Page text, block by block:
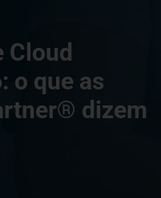
Cloud
o que as
dizem